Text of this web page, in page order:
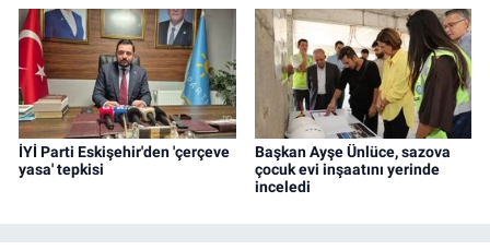
İYİ Parti Eskişehir'den 'çerçeve
yasa' tepkisi
Başkan Ayşe Ünlüce, sazova
çocuk evi inşaatını yerinde
inceledi